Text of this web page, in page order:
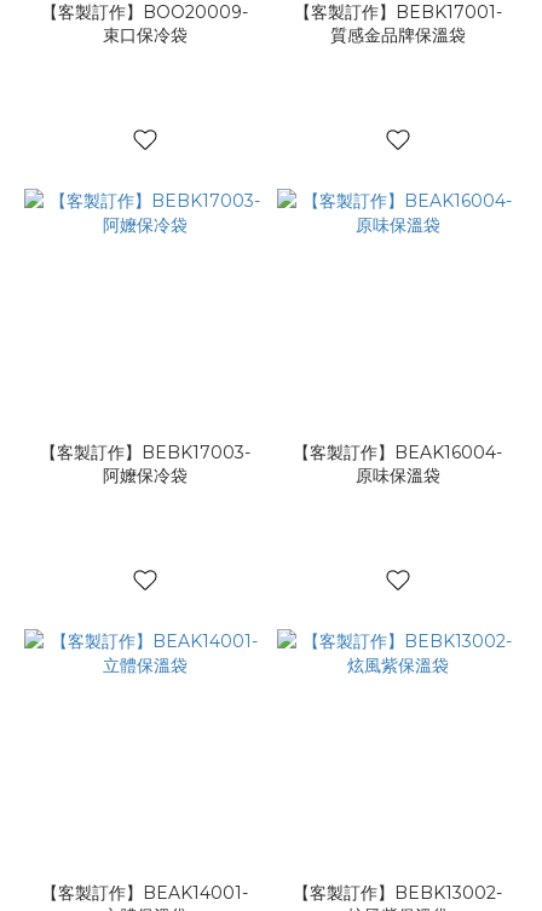
【客製訂作】BOO20009-
束口保冷袋
【客製訂作】BEBK17001-
質感金品牌保溫袋
【客製訂作】BEBK17003-
阿嬤保冷袋
【客製訂作】BEAK16004-
原味保溫袋
【客製訂作】BEAK14001-
【客製訂作】BEBK13002-